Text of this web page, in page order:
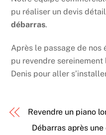
pu réaliser un devis
débarras.
Après le passage de nos
pu revendre
Denis pour aller
Revendre un piano
Débarras après